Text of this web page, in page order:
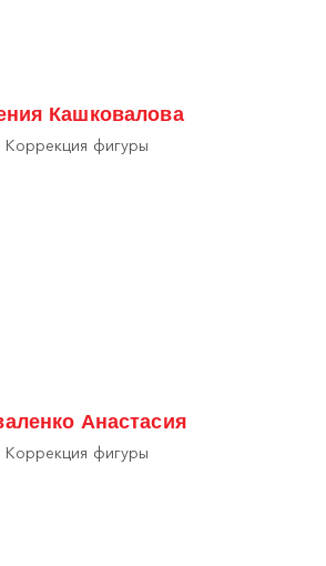
Кашковалова
Коррекция фигуры
Анастасия
Коррекция фигуры